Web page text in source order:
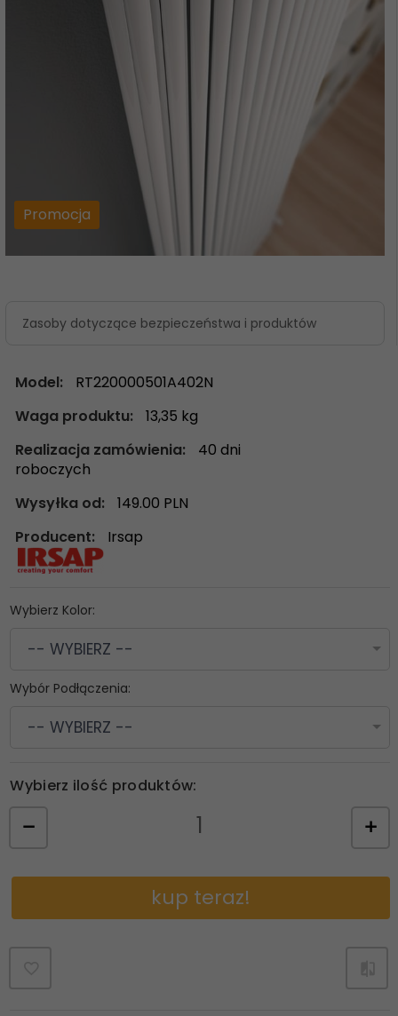
Promocja
Zasoby dotyczące bezpieczeństwa i produktów
Model:
RT220000501A402N
Waga produktu:
13,35 kg
Realizacja zamówienia:
40 dni
roboczych
Wysyłka od:
149.00 PLN
Producent:
Irsap
Wybierz Kolor:
-- WYBIERZ --
Wybór Podłączenia:
-- WYBIERZ --
Wybierz ilość produktów:
kup teraz!